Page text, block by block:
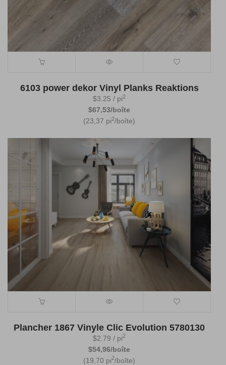
6103 power dekor Vinyl Planks Reaktions
$3.25 / pi2
$67,53/boîte
(23,37 pi2/boîte)
Plancher 1867 Vinyle Clic Evolution 5780130
$2.79 / pi2
$54,96/boîte
(19,70 pi2/boîte)